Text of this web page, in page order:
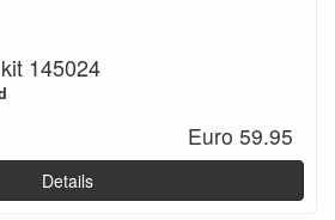
145024
Euro 59.95
Details